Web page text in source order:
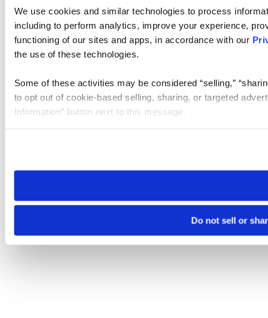
We use cookies and similar technologies to process
including to perform analytics, improve your experience,
functioning of our sites and apps, in accordance with our
the use of these technologies.
Some of these activities may be considered “selling,”
to opt out of cookie-based selling, sharing, or targeted
Information” button next to this message.
need to be set again.
Do not sell or